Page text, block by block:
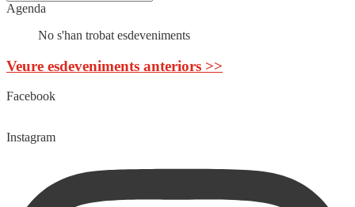
Agenda
No s'han trobat esdeveniments
Veure esdeveniments anteriors >>
Facebook
Instagram